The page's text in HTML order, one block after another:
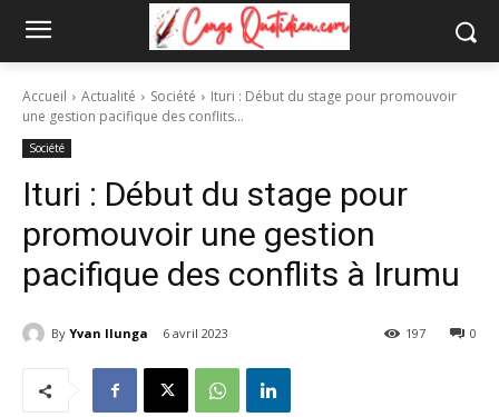
Accueil Actualité Société
Ituri : Début du stage pour promouvoir
une gestion pacifique des conflits...
Société
Ituri : Début du stage pour
promouvoir une gestion
pacifique des conflits à Irumu
By Yvan Ilunga 6 avril 2023 0
197